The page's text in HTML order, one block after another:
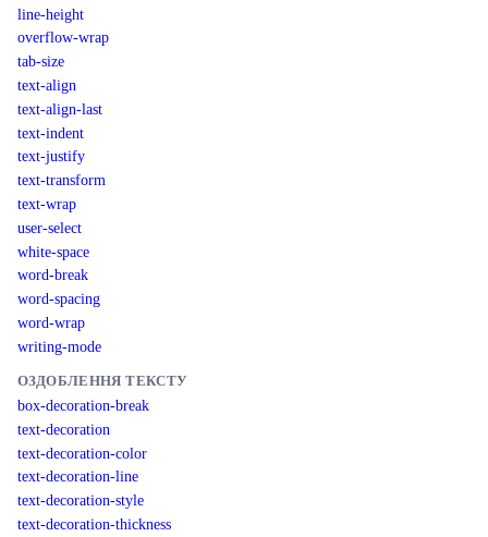
line-height
overflow-wrap
tab-size
text-align
text-align-last
text-indent
text-justify
text-transform
text-wrap
user-select
white-space
word-break
word-spacing
word-wrap
writing-mode
ОЗДОБЛЕННЯ ТЕКСТУ
box-decoration-break
text-decoration
text-decoration-color
text-decoration-line
text-decoration-style
text-decoration-thickness